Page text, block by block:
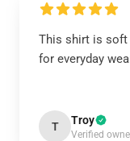
This shirt is soft
for everyday
T Troy
Verified